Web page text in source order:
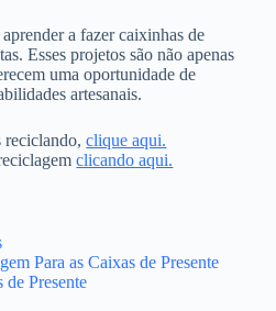
a fazer caixinhas de
Esses projetos são não apenas
uma oportunidade de
artesanais.
reciclando,clique aqui.
clicando aqui.
Para as Caixas de Presente
de Presente